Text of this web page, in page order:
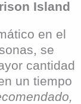
Island
en el
se
cantidad
un tiempo